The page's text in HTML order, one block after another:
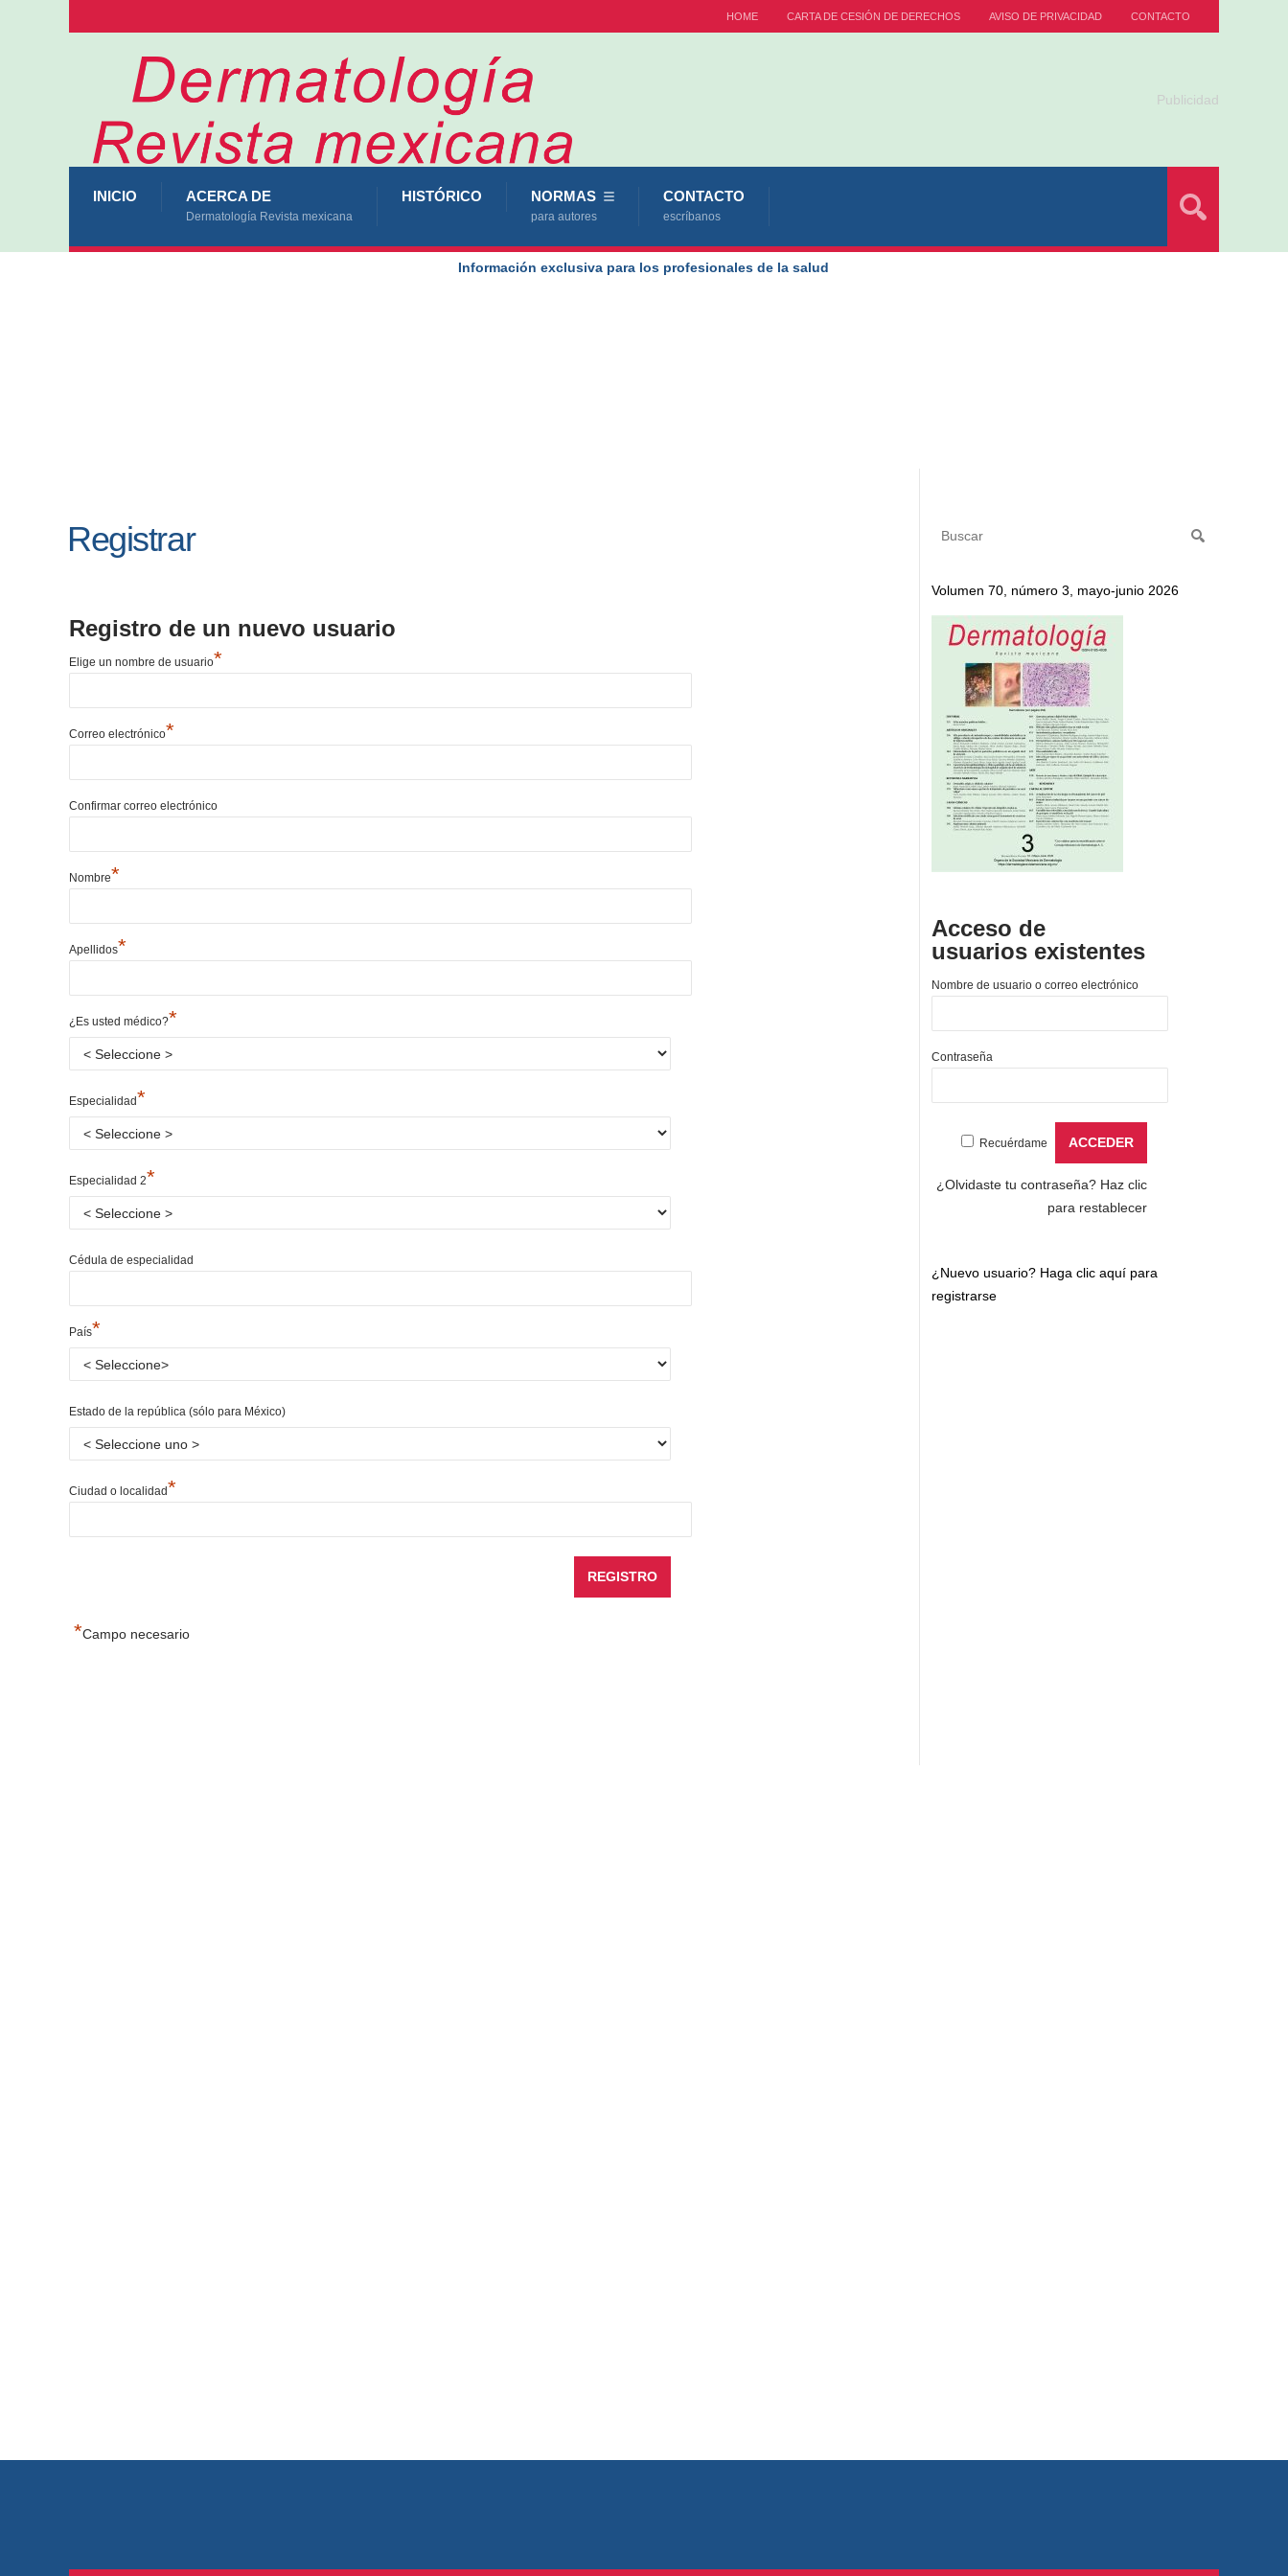
HOME CARTA DE CESIÓN DE DERECHOS AVISO DE PRIVACIDAD CONTACTO
Publicidad
INICIO ACERCA DE
Dermatología Revista mexicana
HISTÓRICO NORMAS
para autores
CONTACTO
escríbanos
Información exclusiva para los profesionales de la salud
Registrar
Registro de un nuevo usuario
Elige un nombre de usuario*
Correo electrónico*
Confirmar correo electrónico
Nombre*
Apellidos*
¿Es usted médico?*
Especialidad*
Especialidad 2*
Cédula de especialidad
País*
Estado de la república (sólo para México)
Ciudad o localidad*
*Campo necesario
Volumen 70, número 3, mayo-junio 2026
Acceso de
usuarios existentes
Nombre de usuario o correo electrónico
Contraseña
Recuérdame
¿Olvidaste tu contraseña? Haz clic
para restablecer
¿Nuevo usuario? Haga clic aquí para
registrarse